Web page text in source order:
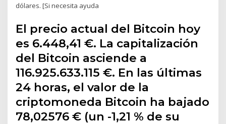
dólares. [Si necesita ayuda
El precio actual del Bitcoin hoy
es 6.448,41 €. La capitalización
del Bitcoin asciende a
116.925.633.115 €. En las últimas
24 horas, el valor de la
criptomoneda Bitcoin ha bajado
78,02576 € (un -1,21 % de su